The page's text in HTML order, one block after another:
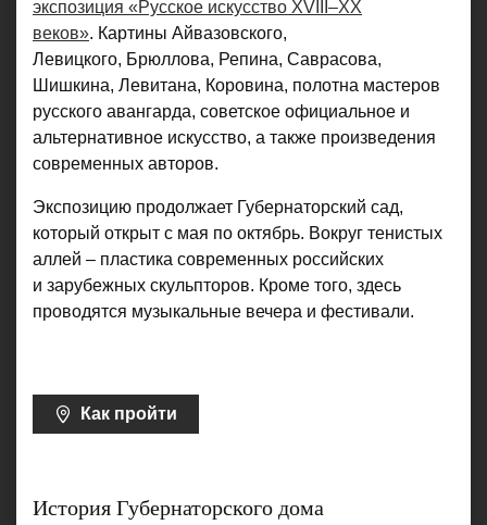
экспозиция «Русское искусство XVIII–XX
веков». Картины Айвазовского,
Левицкого, Брюллова, Репина, Саврасова,
Шишкина, Левитана, Коровина, полотна мастеров
русского авангарда, советское официальное и
альтернативное искусство, а также произведения
современных авторов.
Экспозицию продолжает Губернаторский сад,
который открыт с мая по октябрь. Вокруг тенистых
аллей – пластика современных российских
и зарубежных скульпторов. Кроме того, здесь
проводятся музыкальные вечера и фестивали.
Как пройти
История Губернаторского дома